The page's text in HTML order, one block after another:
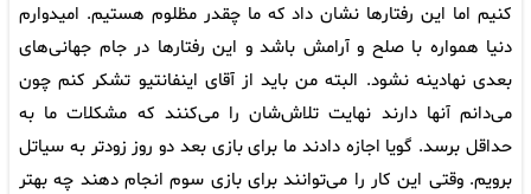
کنیم اما این رفتارها نشان داد که ما چقدر مظلوم هستیم. امیدوارم
دنیا همواره با صلح و آرامش باشد و این رفتارها در جام جهانی‌های
بعدی نهادینه نشود. البته من باید از آقای اینفانتیو تشکر کنم چون
می‌دانم آنها دارند نهایت تلاش‌شان را می‌کنند که مشکلات ما به
حداقل برسد. گویا اجازه دادند ما برای بازی بعد دو روز زودتر به سیاتل
برویم. وقتی این کار را می‌توانند برای بازی سوم انجام دهند چه بهتر